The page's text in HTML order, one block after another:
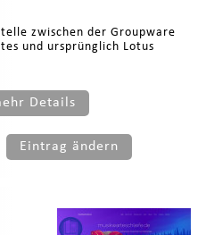
zwischen der Groupware
und ursprünglich Lotus
Details
Eintrag ändern